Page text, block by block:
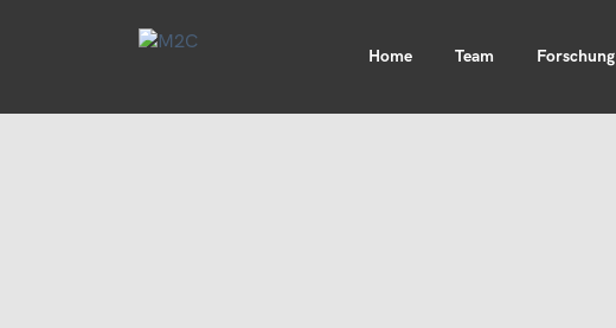
Home Team Forschung